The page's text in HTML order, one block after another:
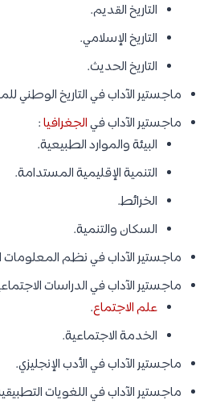
التاريخ القديم.
التاريخ الإسلامي.
التاريخ الحديث.
ماجستير الآداب في التاريخ الوطني
ماجستير الآداب فيالجغرافيا:
البيئة والموارد الطبيعية.
التنمية الإقليمية المستدامة.
الخرائط.
السكان والتنمية.
ماجستير الآداب في نظم المعلومات
ماجستير الآداب في الدراسات
علم الاجتماع.
الخدمة الاجتماعية.
ماجستير الآداب في الأدب الإنجليزي.
ماجستير الآداب في اللغويات